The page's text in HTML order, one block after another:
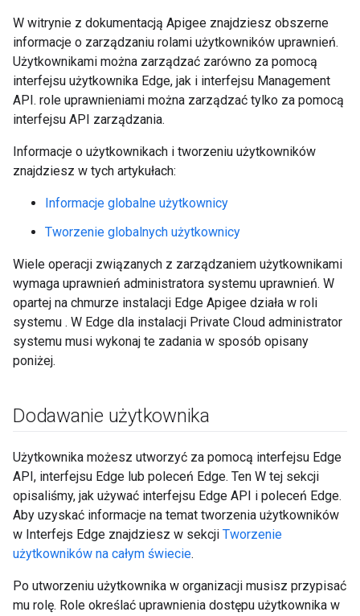
W witrynie z dokumentacją Apigee znajdziesz obszerne
informacje o zarządzaniu rolami użytkowników uprawnień.
Użytkownikami można zarządzać zarówno za pomocą
interfejsu użytkownika Edge, jak i interfejsu Management
API. role uprawnieniami można zarządzać tylko za pomocą
interfejsu API zarządzania.
Informacje o użytkownikach i tworzeniu użytkowników
znajdziesz w tych artykułach:
Informacje globalne użytkownicy
Tworzenie globalnych użytkownicy
Wiele operacji związanych z zarządzaniem użytkownikami
wymaga uprawnień administratora systemu uprawnień. W
opartej na chmurze instalacji Edge Apigee działa w roli
systemu . W Edge dla instalacji Private Cloud administrator
systemu musi wykonaj te zadania w sposób opisany
poniżej.
Dodawanie użytkownika
Użytkownika możesz utworzyć za pomocą interfejsu Edge
API, interfejsu Edge lub poleceń Edge. Ten W tej sekcji
opisaliśmy, jak używać interfejsu Edge API i poleceń Edge.
Aby uzyskać informacje na temat tworzenia użytkowników
w Interfejs Edge znajdziesz w sekcji Tworzenie
użytkowników na całym świecie.
Po utworzeniu użytkownika w organizacji musisz przypisać
mu rolę. Role określać uprawnienia dostępu użytkownika w